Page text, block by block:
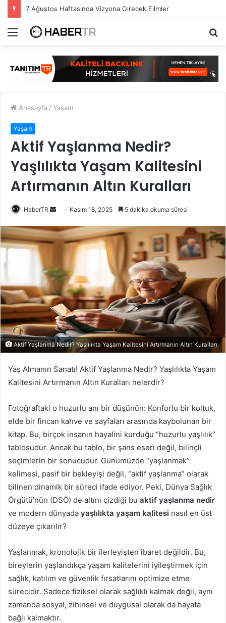
7 Ağustos Haftasında Vizyona Girecek Filmler
Menü
Anasayfa / Yaşam
Yaşam
Aktif Yaşlanma Nedir?
Yaşlılıkta Yaşam Kalitesini
Artırmanın Altın Kuralları
HaberTR
Bir
posta
göndermek
Kasım 18, 2025 5 dakika okuma süresi
Aktif Yaşlanma Nedir? Yaşlılıkta Yaşam Kalitesini Artırmanın Altın Kuralları
Yaş Almanın Sanatı! Aktif Yaşlanma Nedir? Yaşlılıkta Yaşam
Kalitesini Artırmanın Altın Kuralları nelerdir?
Fotoğraftaki o huzurlu anı bir düşünün: Konforlu bir koltuk,
elde bir fincan kahve ve sayfaları arasında kaybolunan bir
kitap. Bu, birçok insanın hayalini kurduğu “huzurlu yaşlılık”
tablosudur. Ancak bu tablo, bir şans eseri değil, bilinçli
seçimlerin bir sonucudur. Günümüzde “yaşlanmak”
kelimesi, pasif bir bekleyişi değil, “aktif yaşlanma” olarak
bilinen dinamik bir süreci ifade ediyor. Peki, Dünya Sağlık
Örgütü’nün (DSÖ) de altını çizdiği bu aktif yaşlanma nedir
ve modern dünyada yaşlılıkta yaşam kalitesi nasıl en üst
düzeye çıkarılır?
Yaşlanmak, kronolojik bir ilerleyişten ibaret değildir. Bu,
bireylerin yaşlandıkça yaşam kalitelerini iyileştirmek için
sağlık, katılım ve güvenlik fırsatlarını optimize etme
sürecidir. Sadece fiziksel olarak sağlıklı kalmak değil, aynı
zamanda sosyal, zihinsel ve duygusal olarak da hayata
bağlı kalmaktır.